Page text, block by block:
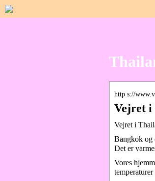
http s://
Vejret i
Vejret i
Bangkok og
Det er
Vores